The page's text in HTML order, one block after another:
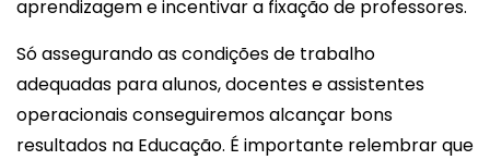
aprendizagem e incentivar a fixação de professores.
Só assegurando as condições de trabalho
adequadas para alunos, docentes e assistentes
operacionais conseguiremos alcançar bons
resultados na Educação. É importante relembrar que